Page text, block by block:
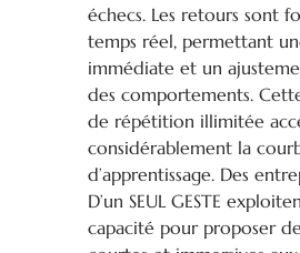
échecs. Les retours sont
temps réel, permettant
immédiate et un
des comportements.
de répétition illimitée
considérablement la
d’apprentissage. Des
D’un SEUL GESTE
capacité pour proposer